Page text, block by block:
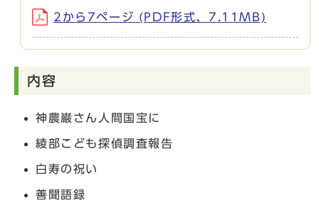
2から7ページ (PDF形式、7.11MB)
内容
神農巌さん人間国宝に
綾部こども探偵調査報告
白寿の祝い
善聞語録